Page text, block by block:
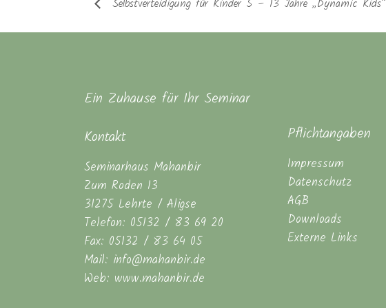
Selbstverteidigung für Kinder 5 – 13 Jahre „Dynamic Kids“
Ein Zuhause für Ihr Seminar
Kontakt
Seminarhaus Mahanbir
Zum Roden 13
31275 Lehrte / Aligse
Telefon: 05132 / 83 69 20
Fax: 05132 / 83 64 05
Mail: info@mahanbir.de
Web: www.mahanbir.de
Pflichtangaben
Impressum
Datenschutz
AGB
Downloads
Externe Links